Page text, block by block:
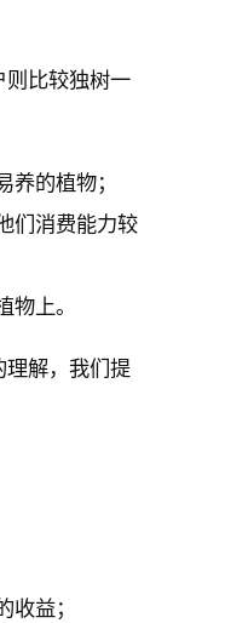
则比较独树一
的植物；
们消费能力较
上。
理解，我们提
益；